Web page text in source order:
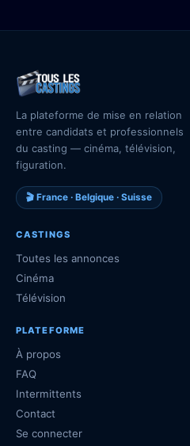
La plateforme de mise en relation
entre candidats et professionnels
du casting — cinéma, télévision,
figuration.
🎬 France · Belgique · Suisse
CASTINGS
Toutes les annonces
Cinéma
Télévision
PLATEFORME
À propos
FAQ
Intermittents
Contact
Se connecter